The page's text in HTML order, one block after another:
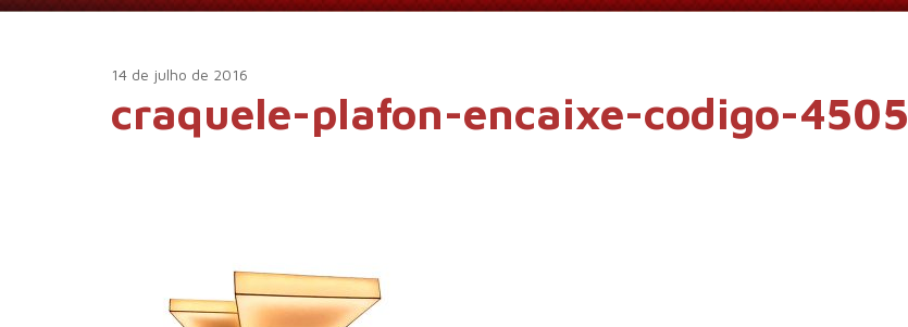
14 de julho de 2016
craquele-plafon-encaixe-codigo-4505